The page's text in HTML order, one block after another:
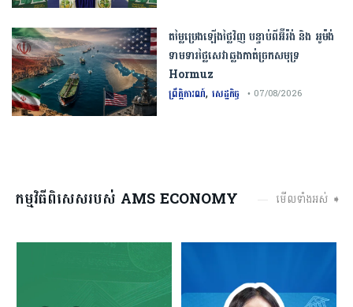
តម្លៃប្រេងឡើងថ្លៃវិញ បន្ទាប់ពីអ៊ីរ៉ង់ និង អូម៉ង់
ទាមទារថ្លៃសេវាឆ្លងកាត់ច្រកសមុទ្រ
Hormuz
ព្រឹត្តិការណ៍, សេដ្ឋកិច្ច • 07/08/2026
កម្មវិធីពិសេសរបស់ AMS ECONOMY មើលទាំងអស់ ➧